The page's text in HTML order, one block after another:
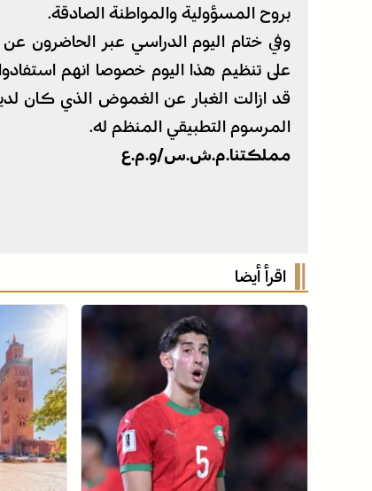
بروح المسؤولية والمواطنة الصادقة.
وفي ختام اليوم الدراسي عبر الحاضرون
على تنظيم هذا اليوم خصوصا انهم
قد ازالت الغبار عن الغموض الذي كان
المرسوم التطبيقي المنظم له.
مملكتنا.م.ش.س/و.م.ع
اقرأ أيضا